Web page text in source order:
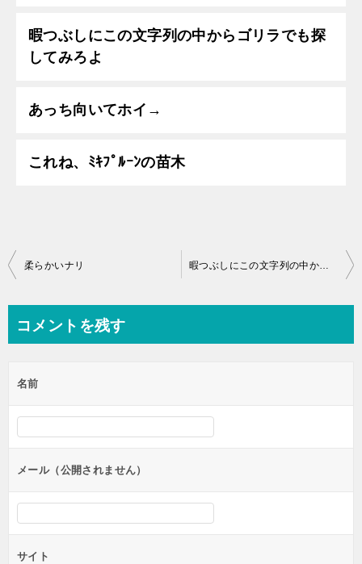
暇つぶしにこの文字列の中からゴリラでも探
してみろよ
あっち向いてホイ→
これね、ﾐｷﾌﾟﾙｰﾝの苗木
投
ビ
ー
シ
ン
柔らかいナリ 暇つぶしにこの文字列の中からゴリラでも探してみろよ
コメントを残す
名前
メール（公開されません）
サイト